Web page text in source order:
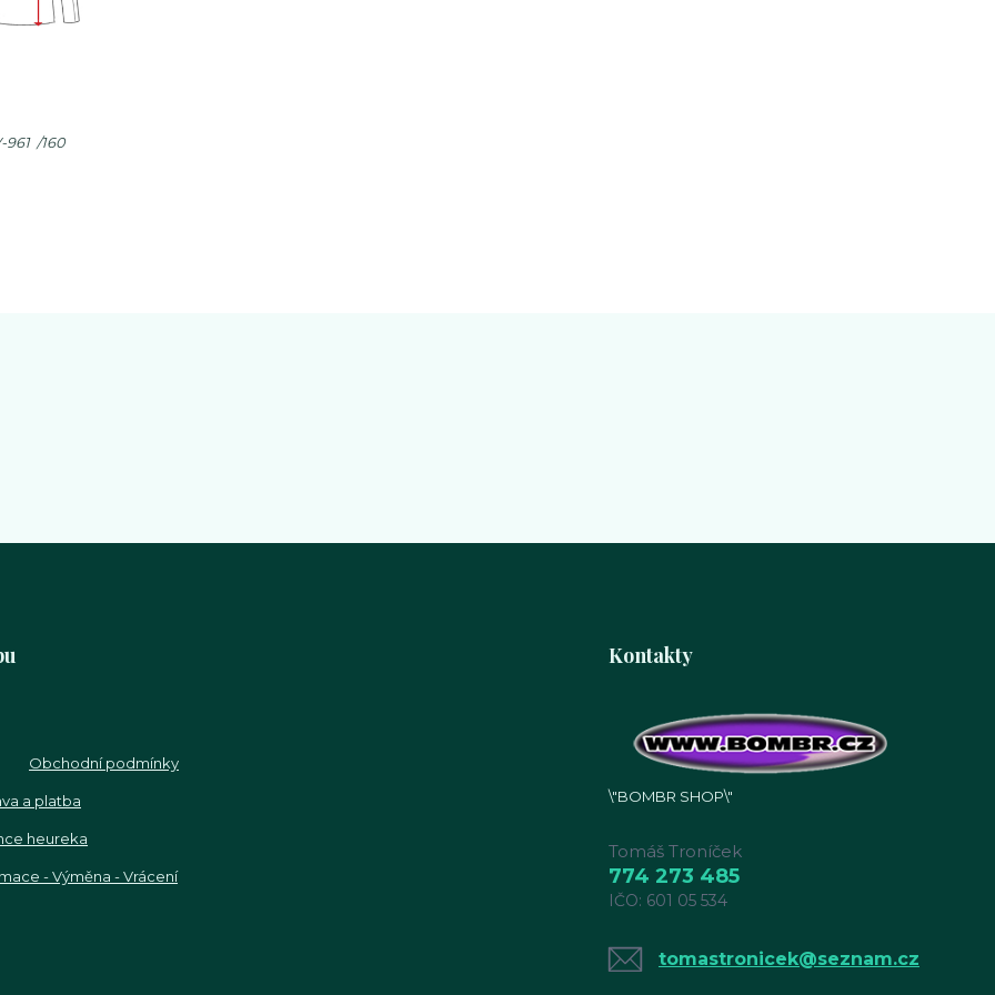
961 /160
Obchodní podmínky
a platba
heureka
- Výměna - Vrácení
Kontakty
\"BOMBR SHOP\"
Tomáš Troníček
774 273 485
IČO: 601 05 534
tomastronicek@seznam.cz